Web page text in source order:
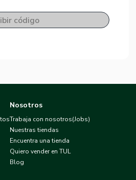
código
Nosotros
Trabaja con nosotros(Jobs)
Nuestras tiendas
Encuentra una tienda
Quiero vender en TUL
Blog